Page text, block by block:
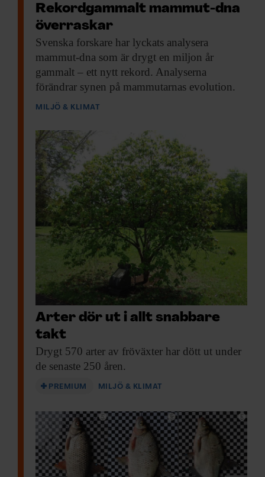
Rekordgammalt mammut-dna
överraskar
Svenska forskare har lyckats analysera
mammut-dna som är drygt en miljon år
gammalt – ett nytt rekord. Analyserna
förändrar synen på mammutarnas evolution.
MILJÖ & KLIMAT
Arter dör ut i allt snabbare
takt
Drygt 570 arter av fröväxter har dött ut under
de senaste 250 åren.
PREMIUM MILJÖ & KLIMAT